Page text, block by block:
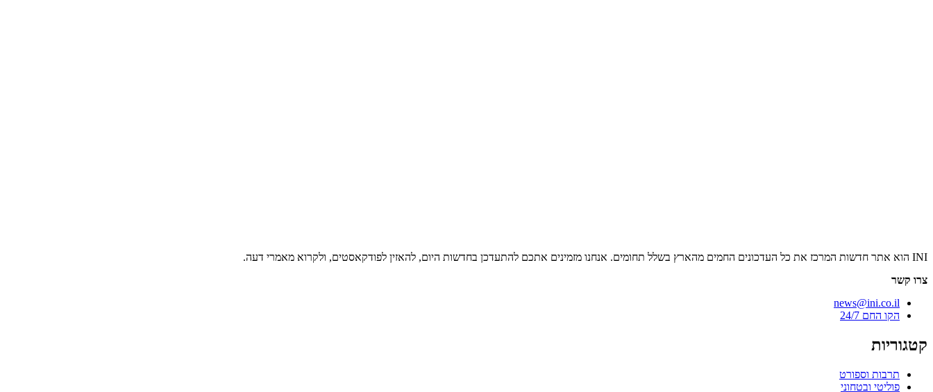
INI הוא אתר חדשות המרכז את כל העדכונים החמים מהארץ בשלל תחומים. אנחנו מזמינים אתכם להתעדכן בחדשות היום, להאזין לפודקאסטים, ולקרוא מאמרי דעה.
צרו קשר
news@ini.co.il
הקו החם 24/7
קטגוריות
תרבות וספורט
פוליטי ובטחוני